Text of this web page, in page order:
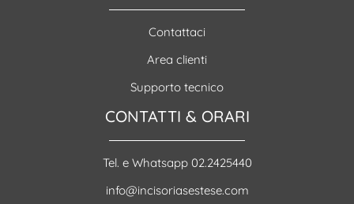
Contattaci
Area clienti
Supporto tecnico
CONTATTI & ORARI
Tel. e Whatsapp 02.2425440
info@incisoriasestese.com